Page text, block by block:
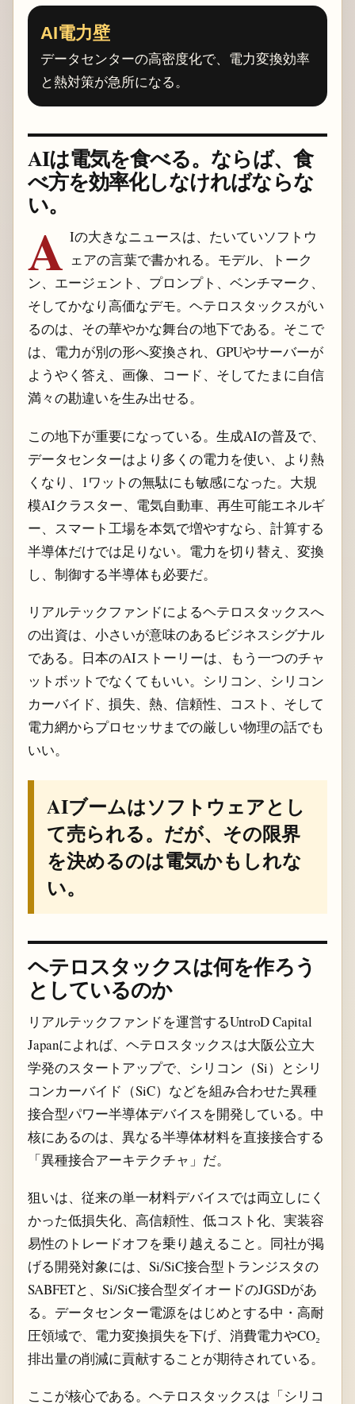
AI電力壁
データセンターの高密度化で、電力変換効率
と熱対策が急所になる。
AIは電気を食べる。ならば、食
べ方を効率化しなければならな
い。
A Iの大きなニュースは、たいていソフトウ
ェアの言葉で書かれる。モデル、トーク
ン、エージェント、プロンプト、ベンチマーク、
そしてかなり高価なデモ。ヘテロスタックスがい
るのは、その華やかな舞台の地下である。そこで
は、電力が別の形へ変換され、GPUやサーバーが
ようやく答え、画像、コード、そしてたまに自信
満々の勘違いを生み出せる。
この地下が重要になっている。生成AIの普及で、
データセンターはより多くの電力を使い、より熱
くなり、1ワットの無駄にも敏感になった。大規
模AIクラスター、電気自動車、再生可能エネルギ
ー、スマート工場を本気で増やすなら、計算する
半導体だけでは足りない。電力を切り替え、変換
し、制御する半導体も必要だ。
リアルテックファンドによるヘテロスタックスへ
の出資は、小さいが意味のあるビジネスシグナル
である。日本のAIストーリーは、もう一つのチャ
ットボットでなくてもいい。シリコン、シリコン
カーバイド、損失、熱、信頼性、コスト、そして
電力網からプロセッサまでの厳しい物理の話でも
いい。
AIブームはソフトウェアとし
て売られる。だが、その限界
を決めるのは電気かもしれな
い。
ヘテロスタックスは何を作ろう
としているのか
リアルテックファンドを運営するUntroD Capital
Japanによれば、ヘテロスタックスは大阪公立大
学発のスタートアップで、シリコン（Si）とシリ
コンカーバイド（SiC）などを組み合わせた異種
接合型パワー半導体デバイスを開発している。中
核にあるのは、異なる半導体材料を直接接合する
「異種接合アーキテクチャ」だ。
狙いは、従来の単一材料デバイスでは両立しにく
かった低損失化、高信頼性、低コスト化、実装容
易性のトレードオフを乗り越えること。同社が掲
げる開発対象には、Si/SiC接合型トランジスタの
SABFETと、Si/SiC接合型ダイオードのJGSDがあ
る。データセンター電源をはじめとする中・高耐
圧領域で、電力変換損失を下げ、消費電力やCO₂
排出量の削減に貢献することが期待されている。
ここが核心である。ヘテロスタックスは「シリコ